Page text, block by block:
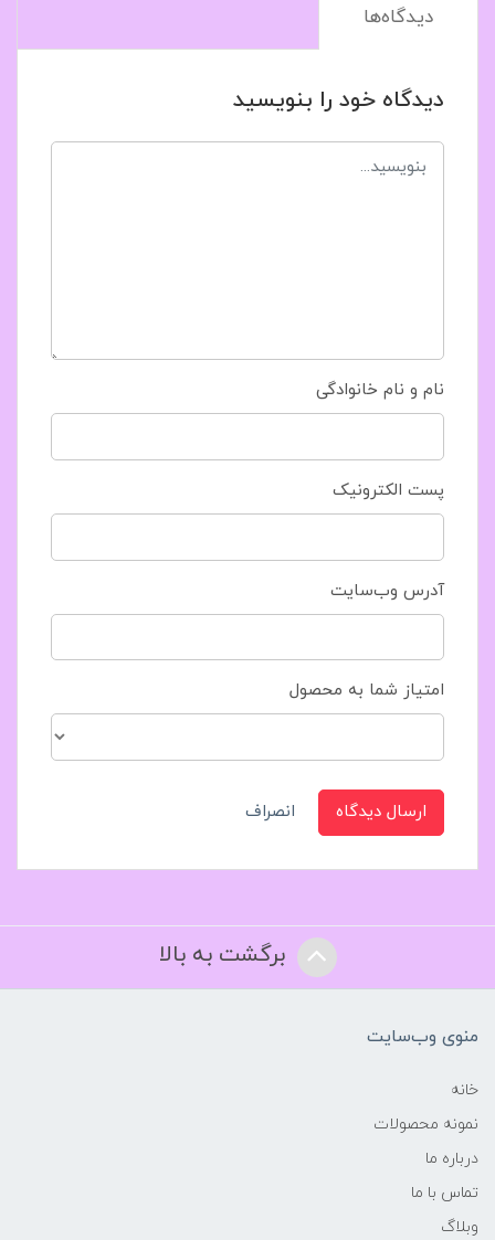
دیدگاه‌ها
دیدگاه خود را بنویسید
نام و نام خانوادگی
پست الکترونیک
آدرس وب‌سایت
امتیاز شما به محصول
ارسال دیدگاه انصراف
برگشت به بالا
منوی وب‌سایت
خانه
نمونه محصولات
درباره ما
تماس با ما
وبلاگ